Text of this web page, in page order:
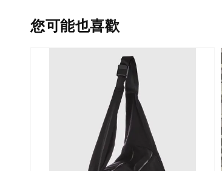
您可能也喜歡